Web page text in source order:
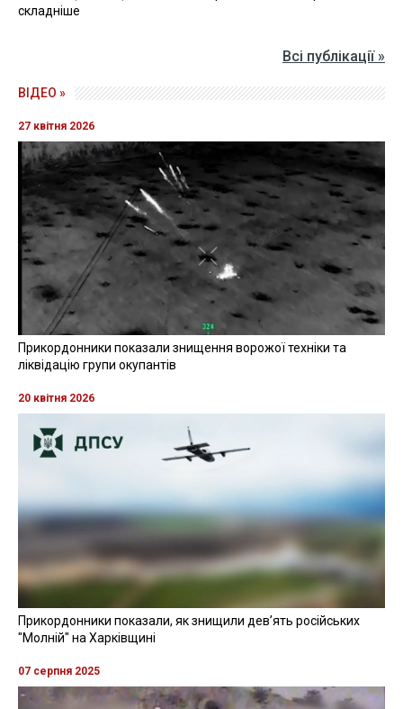
складніше
Всі публікації »
ВІДЕО »
27 квітня 2026
Прикордонники показали знищення ворожої техніки та
ліквідацію групи окупантів
20 квітня 2026
Прикордонники показали, як знищили девʼять російських
"Молній" на Харківщині
07 серпня 2025